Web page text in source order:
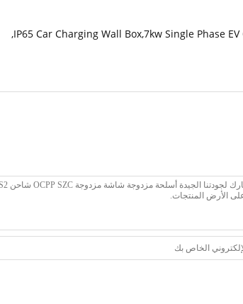
IP65 Car Charging Wall Box,7kw Single Phase
,